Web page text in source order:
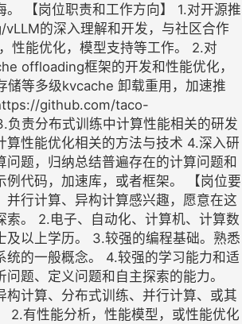
。 【岗位职责和工作方向】 1.对开源推
vLLM的深入理解和开发，与社区合作
性能优化，模型支持等工作。 2.对
offloading框架的开发和性能优化，
储等多级kvcache 卸载重用，加速推
github.com/taco-
责分布式训练中计算性能相关的研发
算性能优化相关的方法与技术 4.深入研
问题，归纳总结普遍存在的计算问题和
例代码，加速库，或者框架。 【岗位要
并行计算、异构计算感兴趣，愿意在这
索。 2.电子、自动化、计算机、计算数
及以上学历。 3.较强的编程基础。熟悉
统的一般概念。 4.较强的学习能力和适
题、定义问题和自主探索的能力。
构计算、分布式训练、并行计算、或其
2.有性能分析，性能模型，或性能优化